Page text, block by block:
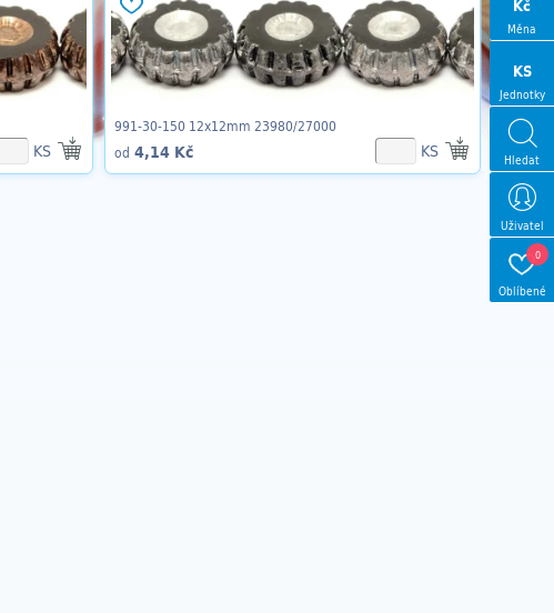
KS
991-30-150 12x12mm 23980/27000
od 4,14 Kč KS
Kč
Měna
KS
Jednotky
Hledat
Uživatel
0
Oblíbené